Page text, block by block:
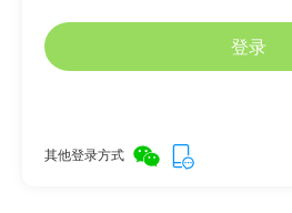
登录
其他登录方式